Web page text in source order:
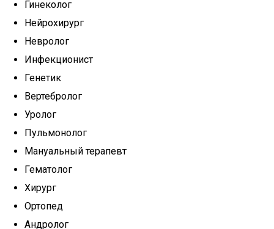
Гинеколог
Нейрохирург
Невролог
Инфекционист
Генетик
Вертебролог
Уролог
Пульмонолог
Мануальный терапевт
Гематолог
Хирург
Ортопед
Андролог